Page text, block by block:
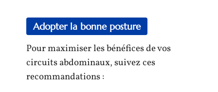
Adopter la bonne posture
Pour maximiser les bénéfices de vos
circuits abdominaux, suivez ces
recommandations :